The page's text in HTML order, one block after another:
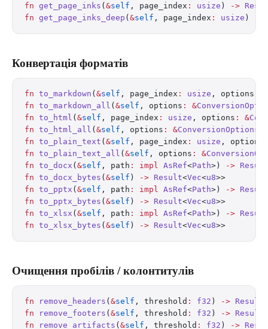
fn get_page_inks ( &self , page_index : usize ) ->
fn get_page_inks_deep ( &self , page_index : usize )
Конвертація форматів
fn to_markdown ( &self , page_index : usize , options
fn to_markdown_all ( &self , options : &
fn to_html ( &self , page_index : usize , options : &
fn to_html_all ( &self , options : &ConversionOptions
fn to_plain_text ( &self , page_index : usize , options
fn to_plain_text_all ( &self , options : &
fn to_docx ( &self , path : impl AsRef<Path>) -> Result
fn to_docx_bytes ( &self ) -> Result<Vec<u8>>
fn to_pptx ( &self , path : impl AsRef<Path>) -> Result
fn to_pptx_bytes ( &self ) -> Result<Vec<u8>>
fn to_xlsx ( &self , path : impl AsRef<Path>) -> Result
fn to_xlsx_bytes ( &self ) -> Result<Vec<u8>>
Очищення пробілів / колонтитулів
fn remove_headers ( &self , threshold : f32 ) -> Result
fn remove_footers ( &self , threshold : f32 ) -> Result
fn remove_artifacts ( &self , threshold : f32 ) ->